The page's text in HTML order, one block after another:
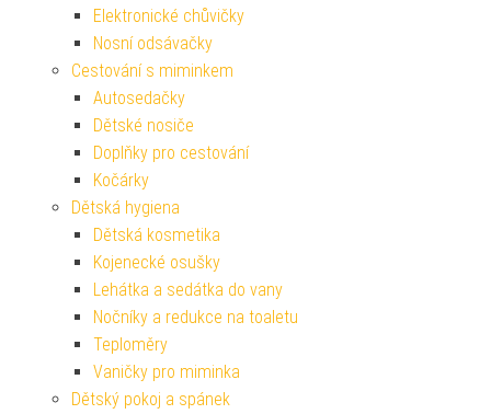
Elektronické chůvičky
Nosní odsávačky
Cestování s miminkem
Autosedačky
Dětské nosiče
Doplňky pro cestování
Kočárky
Dětská hygiena
Dětská kosmetika
Kojenecké osušky
Lehátka a sedátka do vany
Nočníky a redukce na toaletu
Teploměry
Vaničky pro miminka
Dětský pokoj a spánek